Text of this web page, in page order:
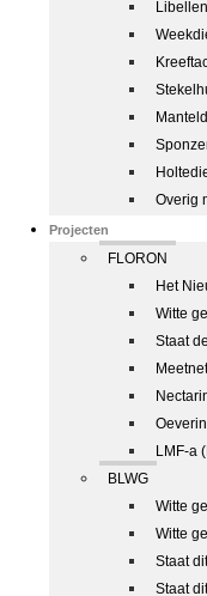
Libellen
Overig
Projecten
FLORON
Het
Witte
Staat
LMF-a
BLWG
Witte
Witte
Staat
Staat